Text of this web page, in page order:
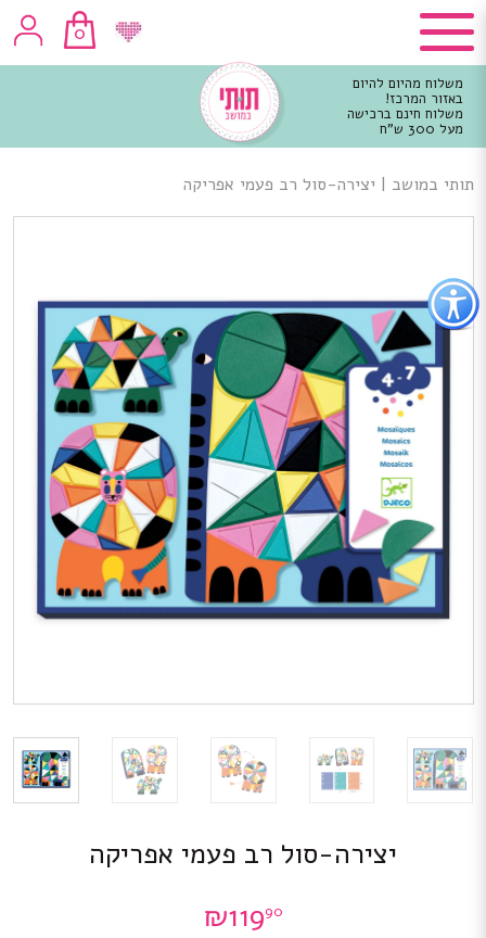
כפתור
לפתיחת
תפריט
נגישות
0
משלוח מהיום להיום
באזור המרכז!
משלוח חינם ברכישה
מעל 300 ש"ח
מרכזי
תותי במושב | יצירה-סול רב פעמי אפריקה
יצירה-סול רב פעמי אפריקה
₪11990